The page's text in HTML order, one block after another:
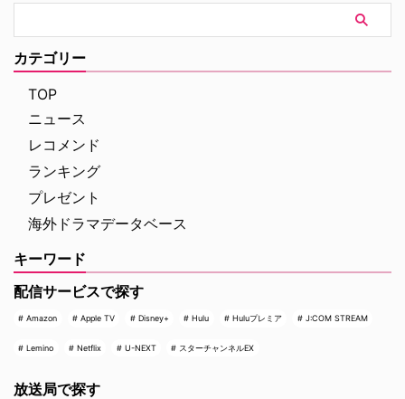
カテゴリー
TOP
ニュース
レコメンド
ランキング
プレゼント
海外ドラマデータベース
キーワード
配信サービスで探す
Amazon Apple TV Disney+ Hulu Huluプレミア J:COM STREAM
Lemino Netflix U-NEXT スターチャンネルEX
放送局で探す